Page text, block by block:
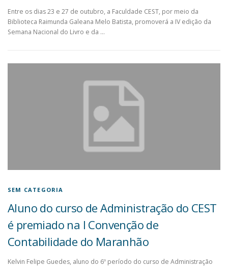
Entre os dias 23 e 27 de outubro, a Faculdade CEST, por meio da
Biblioteca Raimunda Galeana Melo Batista, promoverá a IV edição da
Semana Nacional do Livro e da …
SEM CATEGORIA
Aluno do curso de Administração do CEST
é premiado na I Convenção de
Contabilidade do Maranhão
Kelvin Felipe Guedes, aluno do 6º período do curso de Administração